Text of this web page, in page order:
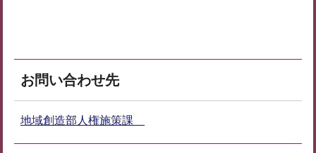
お問い合わせ先
地域創造部人権施策課